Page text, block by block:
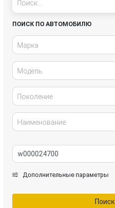
Fiat
Freightliner
ПОИСК ПО АВТОМОБИЛЮ
Марка
Модель
Поколение
Наименование
Дополнительные параметры
Поиск